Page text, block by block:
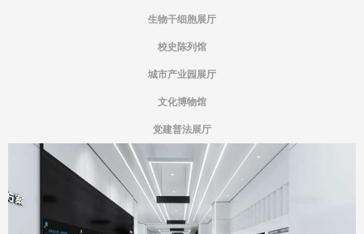
生物干细胞展厅
校史陈列馆
城市产业园展厅
文化博物馆
党建普法展厅
宏山激光新总部基地展厅